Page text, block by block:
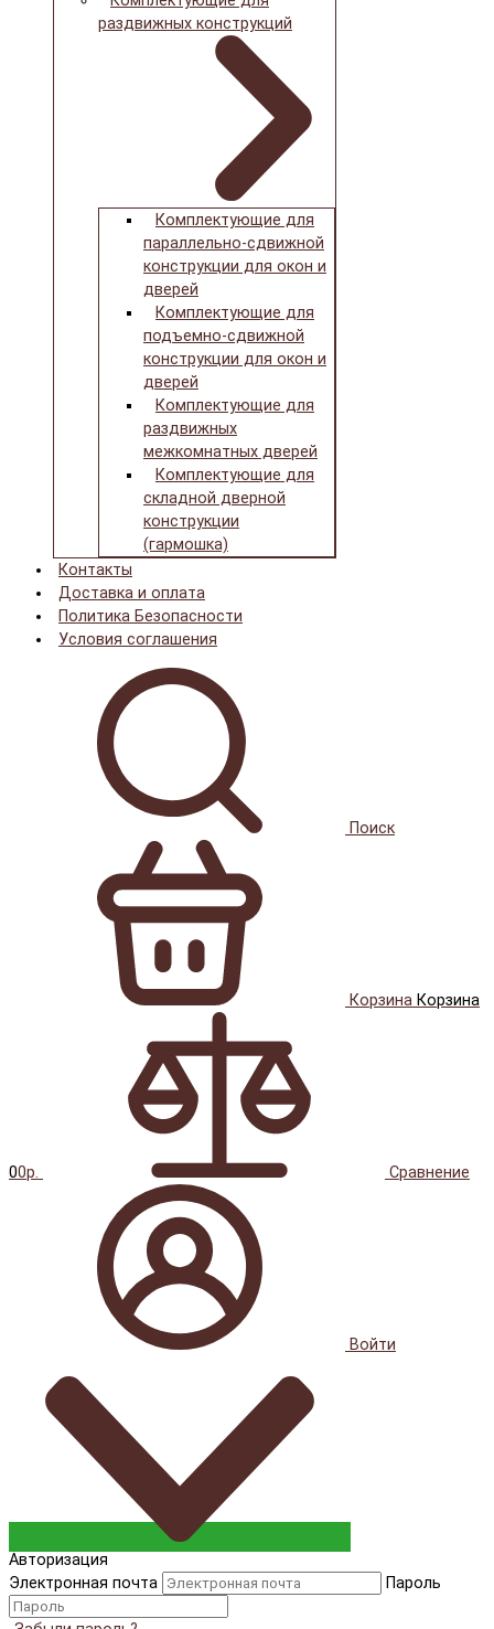
раздвижных конструкций
Комплектующие для
параллельно-сдвижной
конструкции для окон и
дверей
Комплектующие для
подъемно-сдвижной
конструкции для окон и
дверей
Комплектующие для
раздвижных
межкомнатных дверей
Комплектующие для
складной дверной
конструкции
(гармошка)
Контакты
Доставка и оплата
Политика Безопасности
Условия соглашения
Поиск
Корзина Корзина
00р. Сравнение
Войти
Авторизация
Электронная почта
Пароль